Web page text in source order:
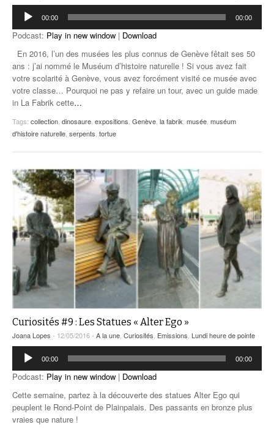
Lecteur
audio
00:00 00:00
Podcast: Play in new window | Download
En 2016, l’un des musées les plus connus de Genève fêtait ses 50
ans : j’ai nommé le Muséum d’histoire naturelle ! Si vous avez fait
votre scolarité à Genève, vous avez forcément visité ce musée avec
votre classe… Pourquoi ne pas y refaire un tour, avec un guide made
in La Fabrik cette…
Tags: collection, dinosaure, expositions, Genève, la fabrik, musée, muséum
d'histoire naturelle, serpents, tortue
Curiosités #9 : Les Statues « Alter Ego »
Joana Lopes - 12/05/2016 - A la une Curiosités Emissions Lundi heure de pointe
Lecteur
audio
00:00 00:00
Podcast: Play in new window | Download
Cette semaine, partez à la découverte des statues Alter Ego qui
peuplent le Rond-Point de Plainpalais. Des passants en bronze plus
vraies que nature !